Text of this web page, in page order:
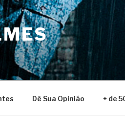
Dê Sua Opinião + de